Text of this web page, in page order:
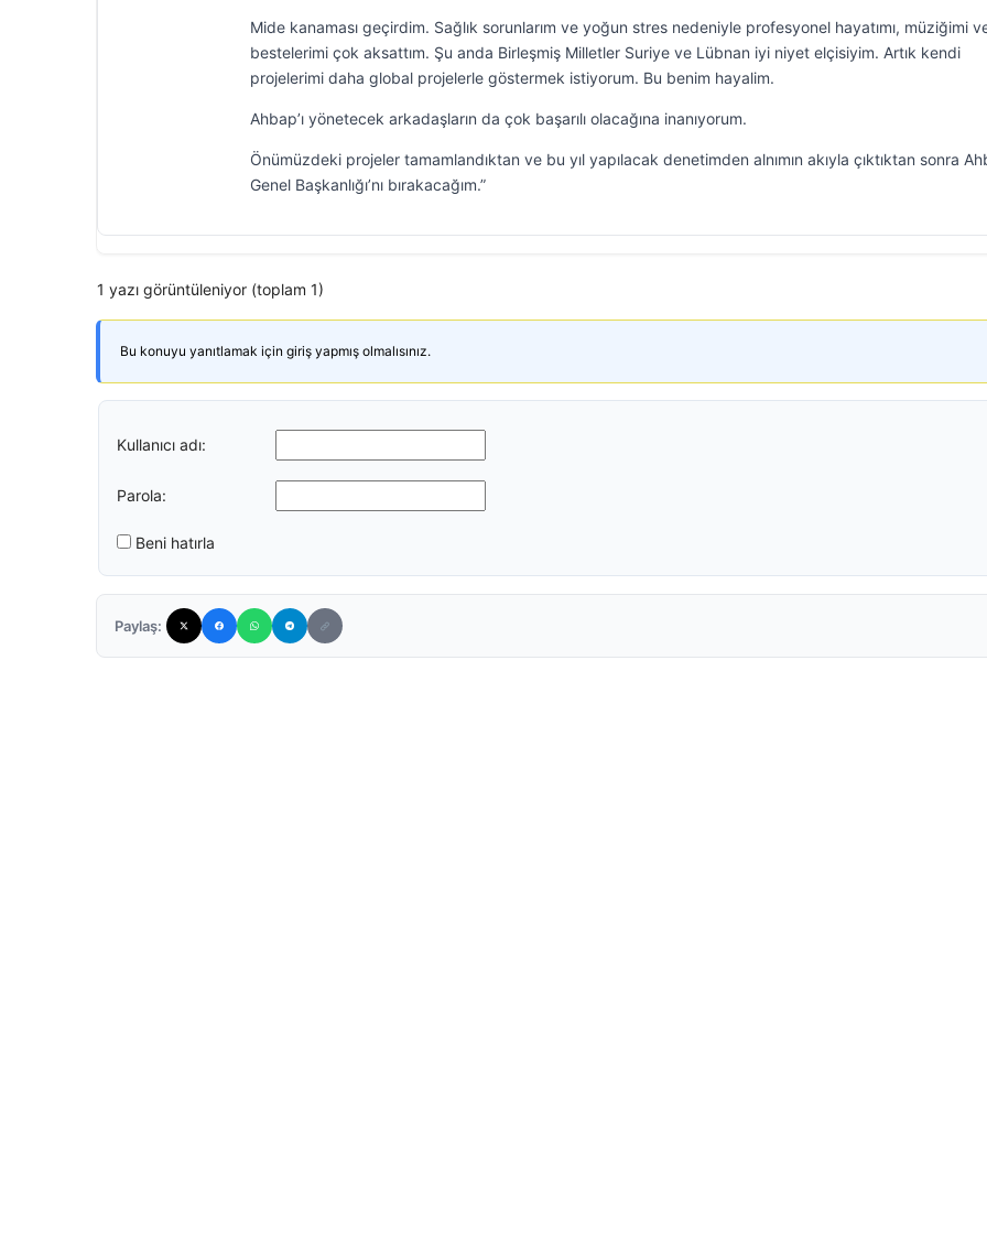
Mide kanaması geçirdim. Sağlık sorunlarım ve yoğun stres nedeniyle profesyonel hayatımı, müziğimi
bestelerimi çok aksattım. Şu anda Birleşmiş Milletler Suriye ve Lübnan iyi niyet elçisiyim. Artık kendi
projelerimi daha global projelerle göstermek istiyorum. Bu benim hayalim.
Ahbap’ı yönetecek arkadaşların da çok başarılı olacağına inanıyorum.
Önümüzdeki projeler tamamlandıktan ve bu yıl yapılacak denetimden alnımın akıyla çıktıktan sonra
Genel Başkanlığı’nı bırakacağım.”
1 yazı görüntüleniyor (toplam 1)
Bu konuyu yanıtlamak için giriş yapmış olmalısınız.
Kullanıcı adı:
Parola:
Beni hatırla
Paylaş: